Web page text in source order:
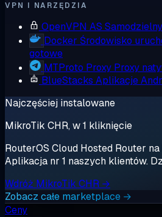
VPN I NARZĘDZIA
OpenVPN AS
Docker Środowisko
gotowe
MTProto Proxy Proxy
BlueStacks Aplikacje
Najczęściej instalowane
MikroTik CHR, w 1 kliknięcie
RouterOS Cloud Hosted Router na
Aplikacja nr 1 naszych klientów.
Wdróż MikroTik CHR →
Zobacz całe marketplace →
Ceny